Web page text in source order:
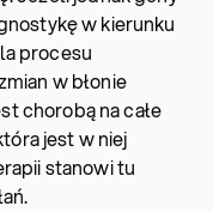
w kierunku
procesu
w błonie
chorobą na całe
jest w niej
stanowi tu